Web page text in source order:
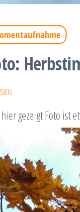
SVEN
hier gezeigt Foto ist